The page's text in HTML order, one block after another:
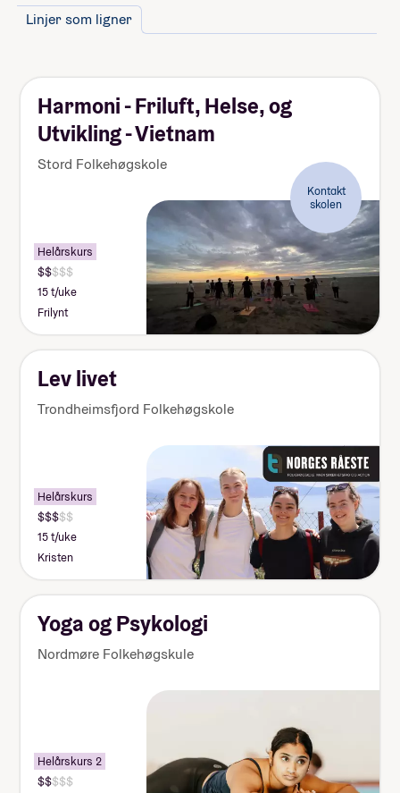
sitt år på folkehøgskole
Linjer som ligner
Harmoni - Friluft, Helse, og
Utvikling - Vietnam
Stord Folkehøgskole
Kontakt
skolen
Helårskurs
15 t/uke
Frilynt
Lev livet
Trondheimsfjord Folkehøgskole
Helårskurs
15 t/uke
Kristen
Yoga og Psykologi
Nordmøre Folkehøgskule
Helårskurs 2